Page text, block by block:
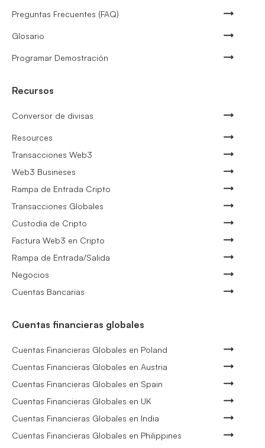
Preguntas Frecuentes (FAQ)
Glosario
Programar Demostración
Recursos
Conversor de divisas
Resources
Transacciones Web3
Web3 Busineses
Rampa de Entrada Cripto
Transacciones Globales
Custodia de Cripto
Factura Web3 en Cripto
Rampa de Entrada/Salida
Negocios
Cuentas Bancarias
Cuentas financieras globales
Cuentas Financieras Globales en Poland
Cuentas Financieras Globales en Austria
Cuentas Financieras Globales en Spain
Cuentas Financieras Globales en UK
Cuentas Financieras Globales en India
Cuentas Financieras Globales en Philippines